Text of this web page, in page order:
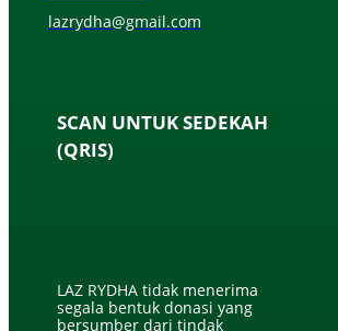
lazrydha@gmail.com
SCAN UNTUK SEDEKAH
(QRIS)
LAZ RYDHA tidak menerima
segala bentuk donasi yang
bersumber dari tindak